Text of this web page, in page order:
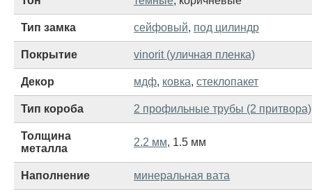
Тип замка сейфовый, под цилиндр
Покрытие vinorit (уличная пленка)
Декор мдф, ковка, стеклопакет
Тип короба 2 профильные трубы (2 притвора)
Толщина
металла
2.2 мм, 1.5 мм
Наполнение минеральная вата